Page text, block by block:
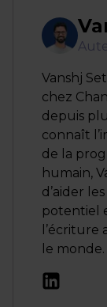
Vanshj
chez
depuis
connaît
de la
humain,
d’aider
potentiel
le monde.